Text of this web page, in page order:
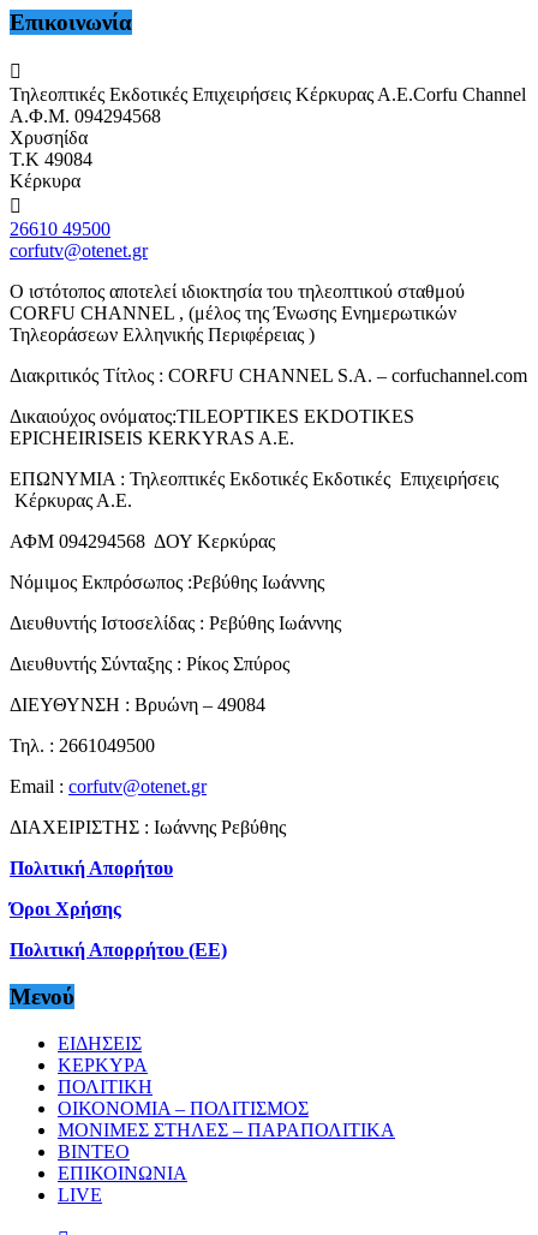
Επικοινωνία
Τηλεοπτικές Εκδοτικές Επιχειρήσεις Κέρκυρας Α.Ε.Corfu Channel
Α.Φ.Μ. 094294568
Χρυσηίδα
Τ.Κ 49084
Κέρκυρα
26610 49500
corfutv@otenet.gr
Ο ιστότοπος αποτελεί ιδιοκτησία του τηλεοπτικού σταθμού
CORFU CHANNEL , (μέλος της Ένωσης Ενημερωτικών
Τηλεοράσεων Ελληνικής Περιφέρειας )
Διακριτικός Τίτλος : CORFU CHANNEL S.A. – corfuchannel.com
Δικαιούχος ονόματος:TILEOPTIKES EKDOTIKES
EPICHEIRISEIS KERKYRAS A.E.
ΕΠΩΝΥΜΙΑ : Τηλεοπτικές Εκδοτικές Εκδοτικές Επιχειρήσεις
Κέρκυρας Α.Ε.
ΑΦΜ 094294568 ΔΟΥ Κερκύρας
Νόμιμος Εκπρόσωπος :Ρεβύθης Ιωάννης
Διευθυντής Ιστοσελίδας : Ρεβύθης Ιωάννης
Διευθυντής Σύνταξης : Ρίκος Σπύρος
ΔΙΕΥΘΥΝΣΗ : Βρυώνη – 49084
Τηλ. : 2661049500
Email : corfutv@otenet.gr
ΔΙΑΧΕΙΡΙΣΤΗΣ : Ιωάννης Ρεβύθης
Πολιτική Απορήτου
Όροι Χρήσης
Πολιτική Απορρήτου (ΕΕ)
Μενού
ΕΙΔΗΣΕΙΣ
ΚΕΡΚΥΡΑ
ΠΟΛΙΤΙΚΗ
ΟΙΚΟΝΟΜΙΑ – ΠΟΛΙΤΙΣΜΟΣ
ΜΟΝΙΜΕΣ ΣΤΗΛΕΣ – ΠΑΡΑΠΟΛΙΤΙΚΑ
ΒΙΝΤΕΟ
ΕΠΙΚΟΙΝΩΝΙΑ
LIVE